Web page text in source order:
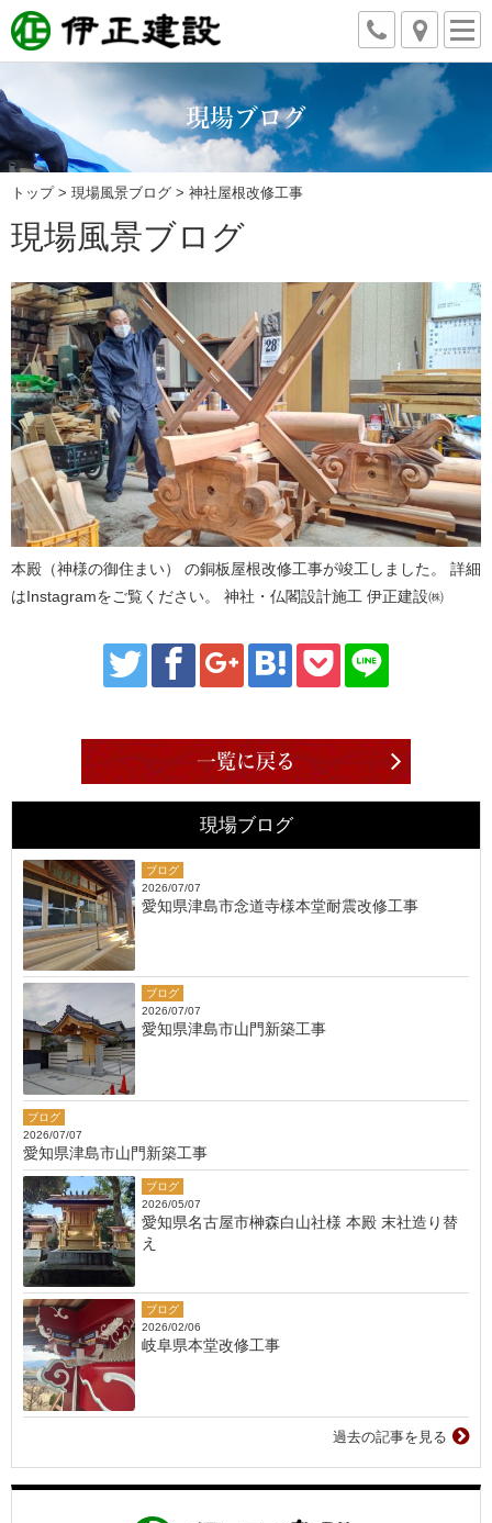
現場ブログ
トップ> 現場風景ブログ > 神社屋根改修工事
現場風景ブログ
本殿（神様の御住まい） の銅板屋根改修工事が竣工しました。 詳細
はInstagramをご覧ください。 神社・仏閣設計施工 伊正建設㈱
一覧に戻る
現場ブログ
ブログ
2026/07/07
愛知県津島市念道寺様本堂耐震改修工事
ブログ
2026/07/07
愛知県津島市山門新築工事
ブログ
2026/07/07
愛知県津島市山門新築工事
ブログ
2026/05/07
愛知県名古屋市榊森白山社様 本殿 末社造り替
え
ブログ
2026/02/06
岐阜県本堂改修工事
過去の記事を見る